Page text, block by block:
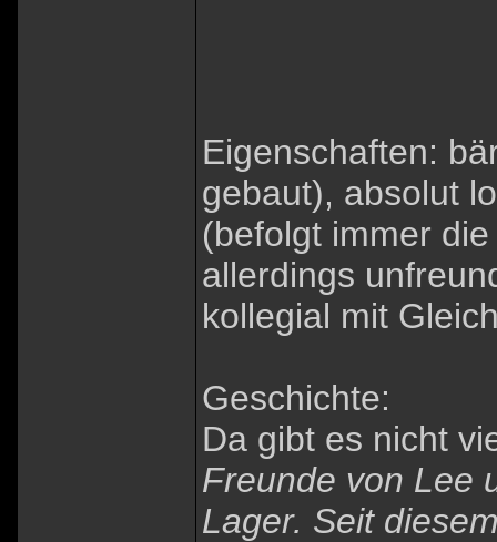
Eigenschaften:
gebaut), absolut
(befolgt immer
allerdings
kollegial mit
Geschichte:
Da gibt es nicht
Freunde von Lee
Lager. Seit